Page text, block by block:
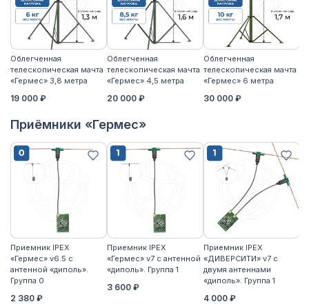
Облегченная
телескопическая мачта
«Гермес» 3,8 метра
19 000 ₽
Облегченная
телескопическая мачта
«Гермес» 4,5 метра
20 000 ₽
Облегченная
телескопическая мачта
«Гермес» 6 метра
30 000 ₽
Приёмники «Гермес»
Приемник IPEX
«Гермес» v6.5 с
антенной «диполь».
Группа 0
2 380 ₽
Приемник IPEX
«Гермес» v7 с антенной
«диполь». Группа 1
3 600 ₽
Приемник IPEX
«ДИВЕРСИТИ» v7 с
двумя антеннами
«диполь». Группа 1
4 000 ₽